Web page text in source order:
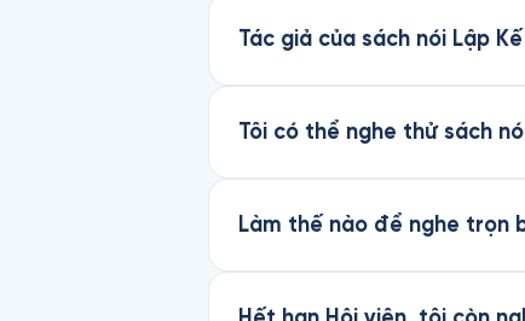
Tác giả của sách nói Lập
Tôi có thể nghe thử sách
Làm thế nào để nghe trọn